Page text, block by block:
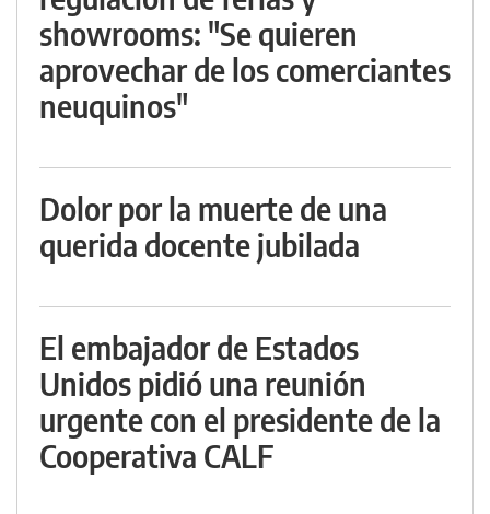
showrooms: "Se quieren
aprovechar de los comerciantes
neuquinos"
Dolor por la muerte de una
querida docente jubilada
El embajador de Estados
Unidos pidió una reunión
urgente con el presidente de la
Cooperativa CALF